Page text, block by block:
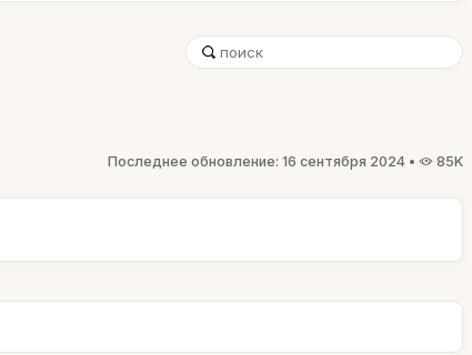
Последнее обновление: 16 сентября 2024 • 85K